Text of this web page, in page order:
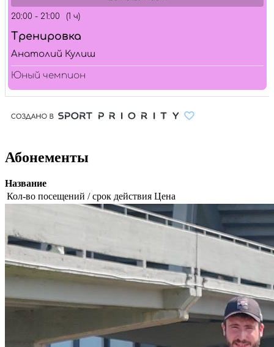
Абонементы
Название
Кол-во посещений / срок действия Цена